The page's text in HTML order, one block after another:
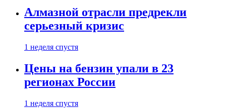
Алмазной отрасли предрекли
серьезный кризис
1 неделя спустя
Цены на бензин упали в 23
регионах России
1 неделя спустя